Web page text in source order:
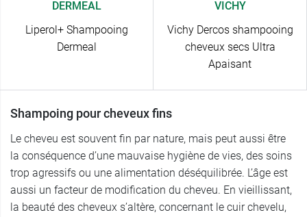
DERMEAL
Liperol+ Shampooing
Dermeal
VICHY
Vichy Dercos shampooing
cheveux secs Ultra
Apaisant
Shampoing pour cheveux fins
Le cheveu est souvent fin par nature, mais peut aussi être
la conséquence d’une mauvaise hygiène de vies, des soins
trop agressifs ou une alimentation déséquilibrée. L’âge est
aussi un facteur de modification du cheveu. En vieillissant,
la beauté des cheveux s’altère, concernant le cuir chevelu,